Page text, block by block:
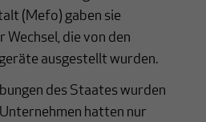
(Mefo) gaben sie
die von den
ausgestellt wurden.
des Staates wurden
hatten nur